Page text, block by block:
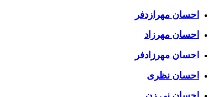
احسان مهرازدفر
احسان مهرزاد
احسان مهرزادفر
احسان نظری